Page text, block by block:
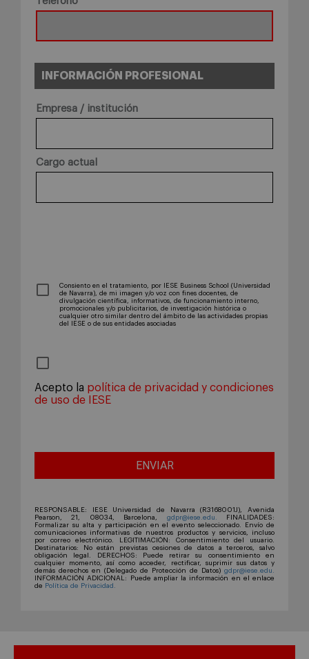
INFORMACIÓN PROFESIONAL
Empresa / institución
Cargo actual
Consiento en el tratamiento, por IESE Business School (Universidad
de Navarra), de mi imagen y/o voz con fines docentes, de
divulgación científica, informativos, de funcionamiento interno,
promocionales y/o publicitarios, de investigación histórica o
cualquier otro similar dentro del ámbito de las actividades propias
del IESE o de sus entidades asociadas
Acepto la política de privacidad y condiciones
de uso de IESE
RESPONSABLE: IESE Universidad de Navarra (R3168001J), Avenida
Pearson, 21, 08034, Barcelona, gdpr@iese.edu. FINALIDADES:
Formalizar su alta y participación en el evento seleccionado. Envío de
comunicaciones informativas de nuestros productos y servicios, incluso
por correo electrónico. LEGITIMACIÓN: Consentimiento del usuario.
Destinatarios: No están previstas cesiones de datos a terceros, salvo
obligación legal. DERECHOS: Puede retirar su consentimiento en
cualquier momento, así como acceder, rectificar, suprimir sus datos y
demás derechos en (Delegado de Protección de Datos) gdpr@iese.edu.
INFORMACIÓN ADICIONAL: Puede ampliar la información en el enlace
de Política de Privacidad.